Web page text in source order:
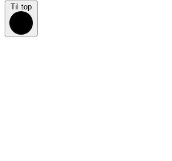
Til top